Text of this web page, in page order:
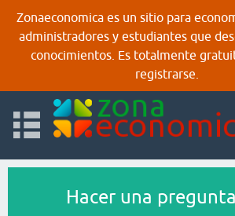
Zonaeconomica es un sitio para
administradores y estudiantes que
conocimientos. Es totalmente
registrarse.
Hacer una pregunta